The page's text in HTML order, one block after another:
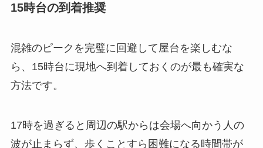
15時台の到着推奨
混雑のピークを完璧に回避して屋台を楽しむな
ら、15時台に現地へ到着しておくのが最も確実な
方法です。
17時を過ぎると周辺の駅からは会場へ向かう人の
波が止まらず、歩くことすら困難になる時間帯が